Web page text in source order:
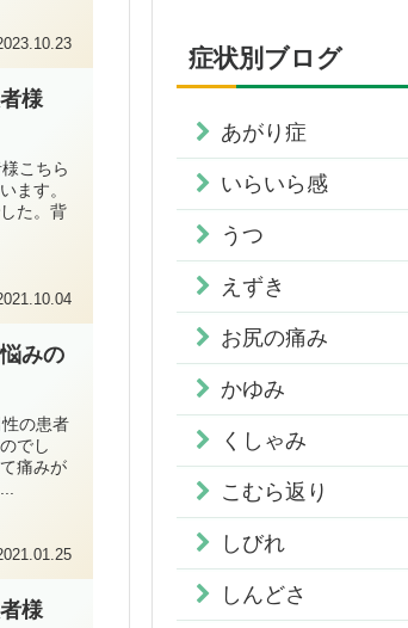
様
こちら
ます。
た。背
みの
の患者
でし
痛みが
様
症状別ブログ
あがり症
いらいら感
うつ
えずき
お尻の痛み
かゆみ
くしゃみ
こむら返り
しびれ
しんどさ